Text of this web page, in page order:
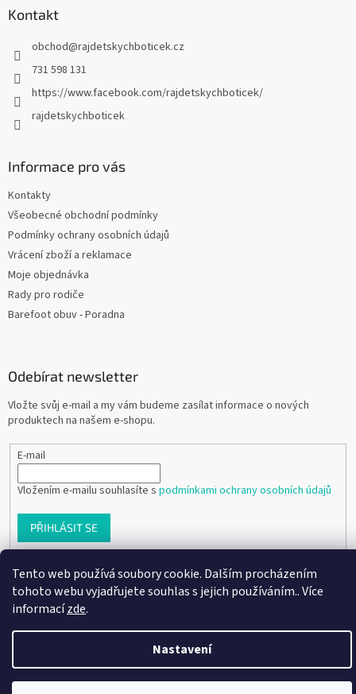
Tento web používá soubory cookie. Dalším procházením
tohoto webu vyjadřujete souhlas s jejich používáním.. Více
informacízde.
Nastavení
Kontakt
obchod@rajdetskychboticek.cz
731 598 131
https://www.facebook.com/rajdetskychboticek/
rajdetskychboticek
Informace pro vás
Kontakty
Všeobecné obchodní podmínky
Podmínky ochrany osobních údajů
Vrácení zboží a reklamace
Moje objednávka
Rady pro rodiče
Barefoot obuv - Poradna
Odebírat newsletter
Vložte svůj e-mail a my vám budeme zasílat informace o nových
produktech na našem e-shopu.
E-mail
Vložením e-mailu souhlasíte s podmínkami ochrany osobních údajů
PŘIHLÁSIT SE
Vytvořil Shoptet
Ráj dětských botiček. Všechna práva vyhrazena.